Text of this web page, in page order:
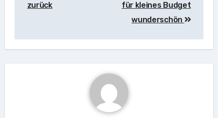
zurück
für kleines Budget
wunderschön